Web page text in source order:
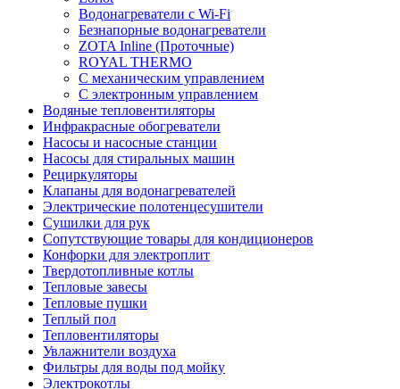
Водонагреватели с Wi-Fi
Безнапорные водонагреватели
ZOTA Inline (Проточные)
ROYAL THERMO
С механическим управлением
С электронным управлением
Водяные тепловентиляторы
Инфракрасные обогреватели
Насосы и насосные станции
Насосы для стиральных машин
Рециркуляторы
Клапаны для водонагревателей
Электрические полотенцесушители
Сушилки для рук
Сопутствующие товары для кондиционеров
Конфорки для электроплит
Твердотопливные котлы
Тепловые завесы
Тепловые пушки
Теплый пол
Тепловентиляторы
Увлажнители воздуха
Фильтры для воды под мойку
Электрокотлы